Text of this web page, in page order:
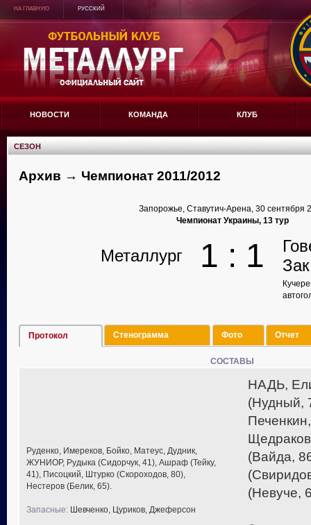
НА ГЛАВНУЮ РУССКИЙ
НОВОСТИ КОМАНДА КЛУБ
СЕЗОН
Архив → Чемпионат 2011/2012
Запорожье, Ставутич-Арена, 30 сентября
Чемпионат Украины, 13 тур
Металлург 1 : 1
Протокол Стенограмма Фото Отчет
СОСТАВЫ
Руденко, Имереков, Бойко, Матеус, Дудник,
ЖУНИОР, Рудыка (Сидорчук, 41), Ашраф (Тейку,
41), Писоцкий, Штурко (Скороходов, 80),
Нестеров (Белик, 65).
Запасные: Шевченко, Цуриков, Джеферсон
НАДЬ,
(Нудный,
(Вайда,
(Невуче,